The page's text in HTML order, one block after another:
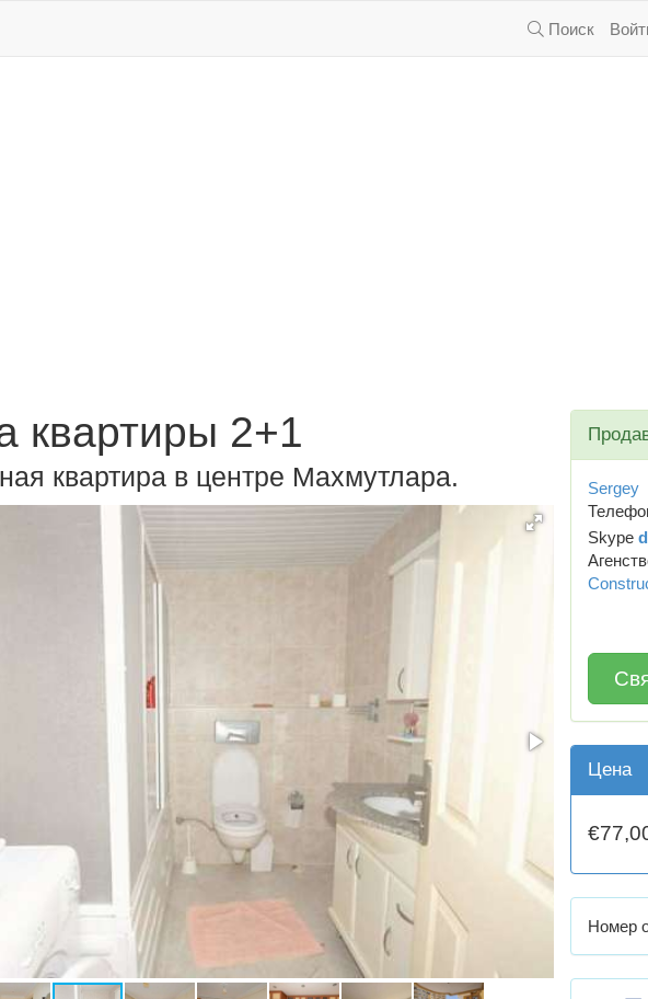
Поиск
квартиры 2+1
квартира в центре Махмутлара.
Sergey
Skype
Цена
Номер